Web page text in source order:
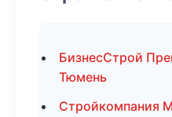
БизнесСтрой
Тюмень
Стройкомпания